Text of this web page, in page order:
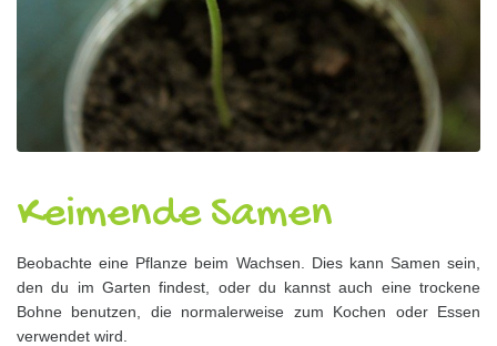
Keimende Samen
Beobachte eine Pflanze beim Wachsen. Dies kann Samen sein,
den du im Garten findest, oder du kannst auch eine trockene
Bohne benutzen, die normalerweise zum Kochen oder Essen
verwendet wird.